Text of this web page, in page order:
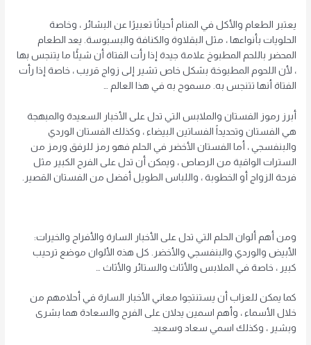
يعتبر الطعام والأكل في المنام أحيانًا تعبيرًا عن البشائر ، وخاصة
الحلويات بأنواعها ، مثل البقلاوة والكنافة والبسبوسة. يعد الطعام
المحضر باللحم المطبوخ علامة جيدة إذا رأت الفتاة أن شيئًا ما يتنجس بها
، لأن اللحوم المطبوخة بشكل خاص تشير إلى زواج قريب ، خاصة إذا رأت
الفتاة أنها تتنجس به. مسموح به في هذا العالم …
أبرز رموز الفستان والملابس التي تدل على الأخبار السعيدة والمبهجة
هي الفستان وتحديداً الفساتين البيضاء ، وكذلك الفستان الوردي
والبنفسجي ، أما الفستان الأخضر في الحلم فهو رمز للرفق ورمز من
السترات الواقية من الرصاص ، ويمكن أن تدل على الفرح الكبير مثل
فرحة الزواج أو الخطوبة ، واللباس الطويل أفضل من الفستان القصير.
ومن أهم ألوان الحلم التي تدل على الأخبار السارة والأفراح والخيرات:
الأبيض والوردي والبنفسجي والأخضر. كل هذه الألوان موضع ترحيب
كبير ، خاصة في الملابس والأثاث والستائر والأثاث …
كما يمكن للعزاب أن يستنتجوا معاني الأخبار السارة في أحلامهم من
خلال الأسماء ، وأهم اسمين يدلان على الفرح والسعادة هما بشرى
وبشير ، وكذلك اسمي سعاد وسعيد.